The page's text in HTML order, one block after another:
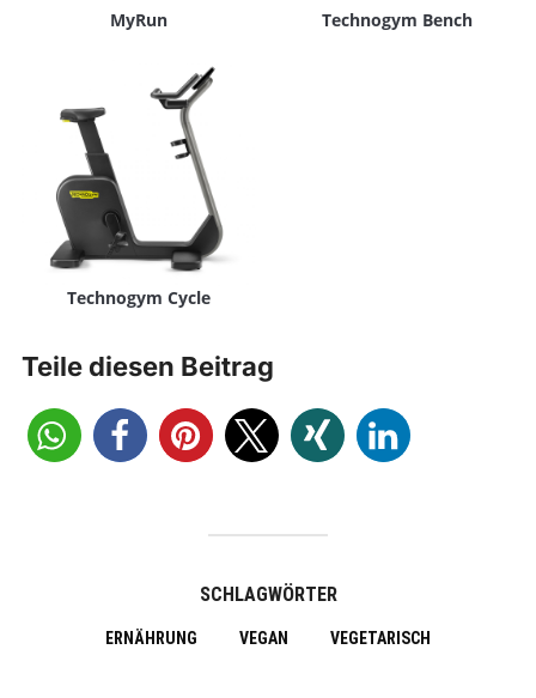
MyRun Technogym Bench
Technogym Cycle
Teile diesen Beitrag
SCHLAGWÖRTER
ERNÄHRUNG VEGAN VEGETARISCH